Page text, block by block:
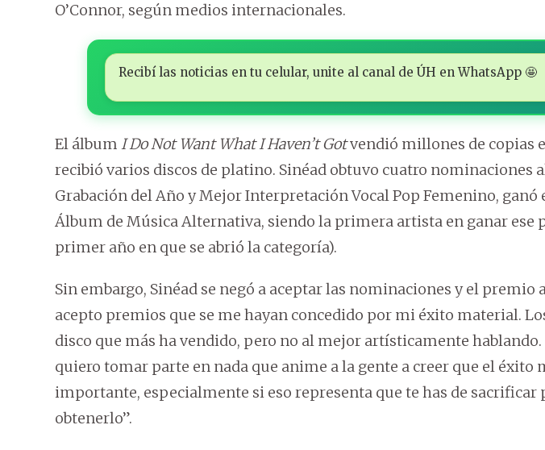
O’Connor, según medios internacionales.
Recibí las noticias en tu celular, unite al canal de ÚH en WhatsApp 🤩
El álbum I Do Not Want What I Haven’t Gotvendió millones de copias
recibió varios discos de platino. Sinéad obtuvo cuatro nominaciones
Grabación del Año y Mejor Interpretación Vocal Pop Femenino,
Álbum de Música Alternativa, siendo la primera artista en ganar ese
primer año en que se abrió la categoría).
Sin embargo, Sinéad se negó a aceptar las nominaciones y el premio
acepto premios que se me hayan concedido por mi éxito material.
disco que más ha vendido, pero no al mejor artísticamente
quiero tomar parte en nada que anime a la gente a creer que el éxito
importante, especialmente si eso representa que te has de
obtenerlo”.